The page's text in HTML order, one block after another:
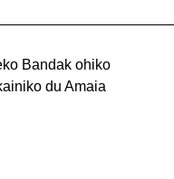
Bandak ohiko
du Amaia